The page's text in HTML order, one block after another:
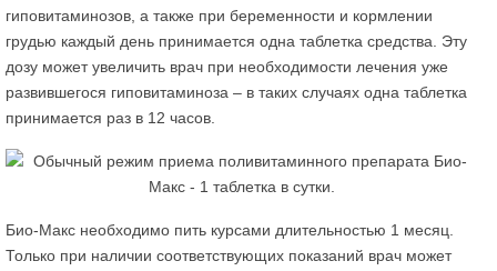
гиповитаминозов, а также при беременности и кормлении
грудью каждый день принимается одна таблетка средства. Эту
дозу может увеличить врач при необходимости лечения уже
развившегося гиповитаминоза – в таких случаях одна таблетка
принимается раз в 12 часов.
Био-Макс необходимо пить курсами длительностью 1 месяц.
Только при наличии соответствующих показаний врач может